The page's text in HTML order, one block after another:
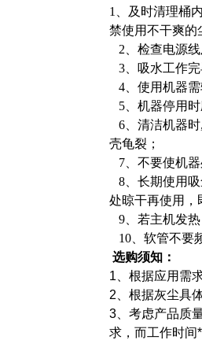
1、及时清理桶
禁使用不干爽的
2、检查电源线
3、吸水工作
4、使用机器
5、机器停用
6、清洁机器
壳龟裂；
7、不要使机
8、长期使用
处晾干再使用，
9、若主机发
10、软管不要
选购须知：
1、根据应用需
2、根据灰尘具
3、考虑产品质
求，而工作时间